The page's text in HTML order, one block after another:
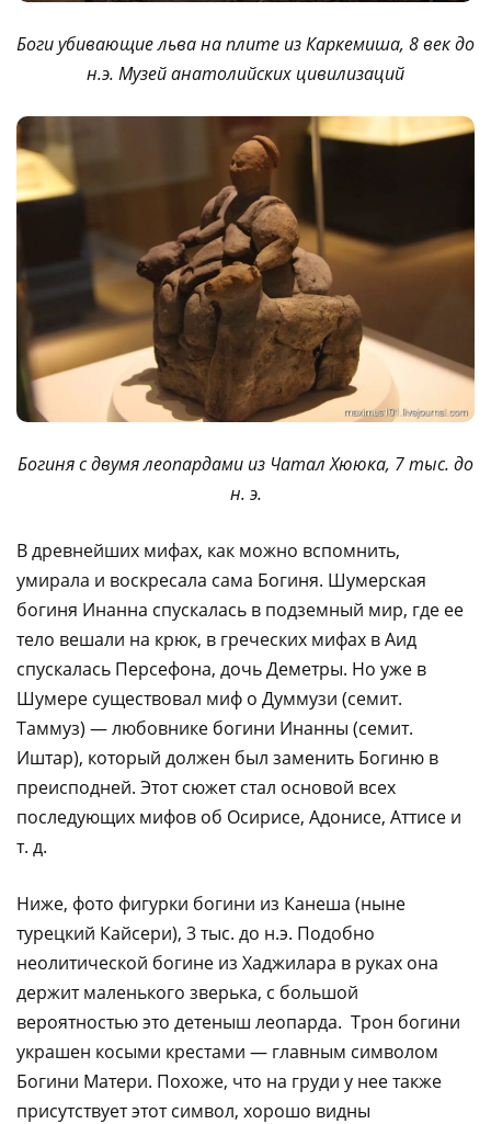
Боги убивающие льва на плите из Каркемиша, 8 век до
н.э. Музей анатолийских цивилизаций
Богиня с двумя леопардами из Чатал Хююка, 7 тыс. до
н. э.
В древнейших мифах, как можно вспомнить,
умирала и воскресала сама Богиня. Шумерская
богиня Инанна спускалась в подземный мир, где ее
тело вешали на крюк, в греческих мифах в Аид
спускалась Персефона, дочь Деметры. Но уже в
Шумере существовал миф о Думмузи (семит.
Таммуз) — любовнике богини Инанны (семит.
Иштар), который должен был заменить Богиню в
преисподней. Этот сюжет стал основой всех
последующих мифов об Осирисе, Адонисе, Аттисе и
т. д.
Ниже, фото фигурки богини из Канеша (ныне
турецкий Кайсери), 3 тыс. до н.э. Подобно
неолитической богине из Хаджилара в руках она
держит маленького зверька, с большой
вероятностью это детеныш леопарда. Трон богини
украшен косыми крестами — главным символом
Богини Матери. Похоже, что на груди у нее также
присутствует этот символ, хорошо видны